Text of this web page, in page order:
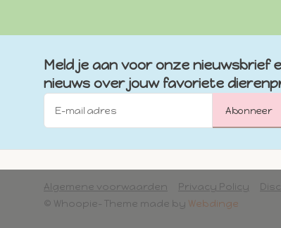
Meld je aan voor onze nieuwsbrief
nieuws over jouw favoriete
Abonneer
Algemene voorwaarden Privacy Policy
© Whoopie- Theme made by Webdinge